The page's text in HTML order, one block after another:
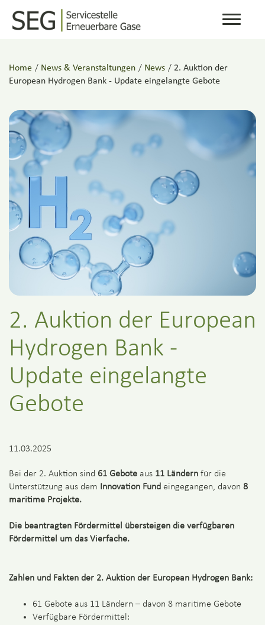
Toggle
Home / News & Veranstaltungen / News / 2. Auktion der
European Hydrogen Bank - Update eingelangte Gebote
2. Auktion der European
Hydrogen Bank -
Update eingelangte
Gebote
11.03.2025
Bei der 2. Auktion sind 61 Gebote aus 11 Ländern für die
Unterstützung aus dem
Innovation Fund eingegangen, davon 8
maritime Projekte.
Die beantragten Fördermittel übersteigen die verfügbaren
Fördermittel um das Vierfache.
Zahlen und Fakten der 2. Auktion der European Hydrogen Bank:
61 Gebote aus 11 Ländern – davon 8 maritime Gebote
Verfügbare Fördermittel: